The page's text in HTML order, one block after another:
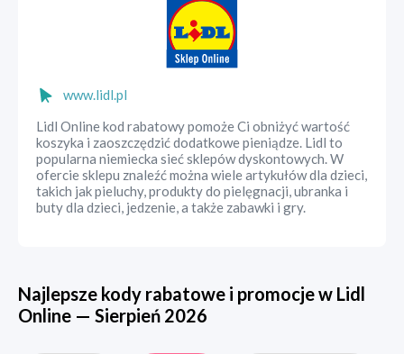
www.lidl.pl
Lidl Online kod rabatowy pomoże Ci obniżyć wartość
koszyka i zaoszczędzić dodatkowe pieniądze. Lidl to
popularna niemiecka sieć sklepów dyskontowych. W
ofercie sklepu znaleźć można wiele artykułów dla dzieci,
takich jak pieluchy, produkty do pielęgnacji, ubranka i
buty dla dzieci, jedzenie, a także zabawki i gry.
Najlepsze kody rabatowe i promocje w Lidl
Online — Sierpień 2026